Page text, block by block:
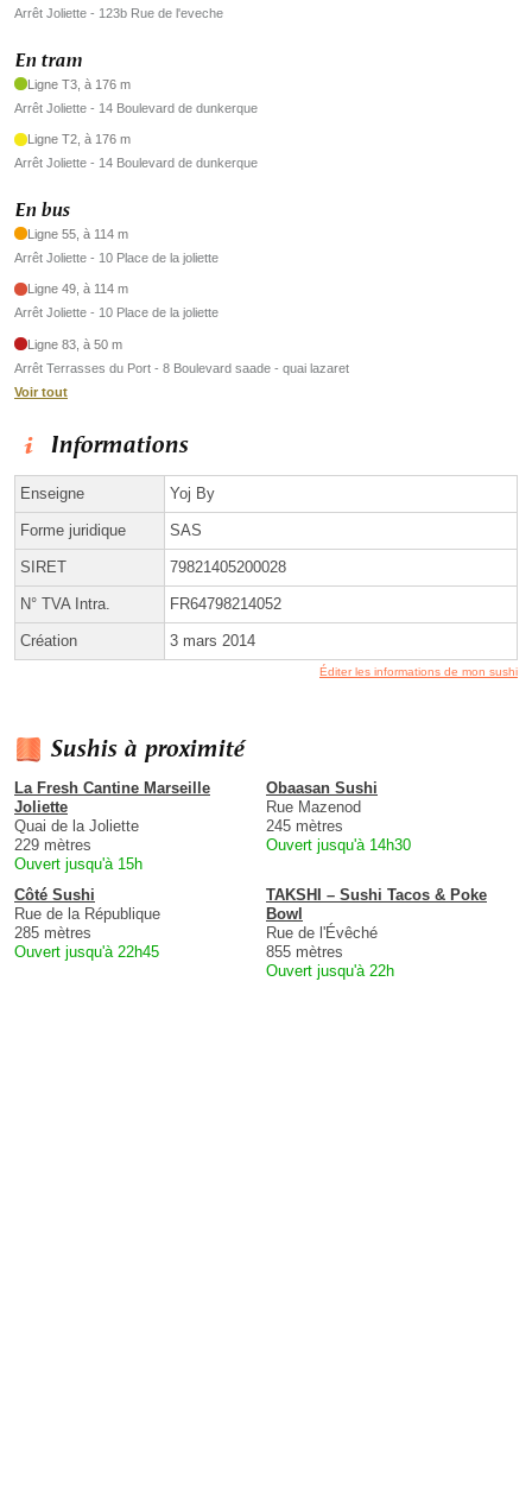
Arrêt Joliette - 123b Rue de l'eveche
En tram
Ligne T3, à 176 m
Arrêt Joliette - 14 Boulevard de dunkerque
Ligne T2, à 176 m
Arrêt Joliette - 14 Boulevard de dunkerque
En bus
Ligne 55, à 114 m
Arrêt Joliette - 10 Place de la joliette
Ligne 49, à 114 m
Arrêt Joliette - 10 Place de la joliette
Ligne 83, à 50 m
Arrêt Terrasses du Port - 8 Boulevard saade - quai lazaret
Voir tout
Informations
Enseigne Yoj By
Forme juridique SAS
SIRET 79821405200028
N° TVA Intra. FR64798214052
Création 3 mars 2014
Éditer les informations de mon sushi
Sushis à proximité
La Fresh Cantine Marseille
Joliette
Quai de la Joliette
229 mètres
Ouvert jusqu'à 15h
Obaasan Sushi
Rue Mazenod
245 mètres
Ouvert jusqu'à 14h30
Côté Sushi
Rue de la République
285 mètres
Ouvert jusqu'à 22h45
TAKSHI – Sushi Tacos & Poke
Bowl
Rue de l'Évêché
855 mètres
Ouvert jusqu'à 22h